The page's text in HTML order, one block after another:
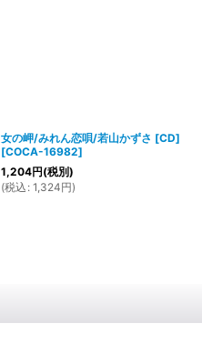
女の岬/みれん恋唄/若山かずさ [CD]
[COCA-16982]
1,204円(税別)
(税込 : 1,324円)